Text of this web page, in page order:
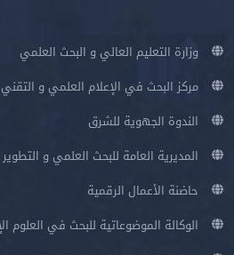
وزارة التعليم العالي و البحث العلمي
مركز البحث في الإعلام العلمي و التقني
الندوة الجهوية للشرق
المديرية العامة للبحث العلمي و
حاضنة الأعمال الرقمية
الوكالة الموضوعاتية للبحث في العلوم